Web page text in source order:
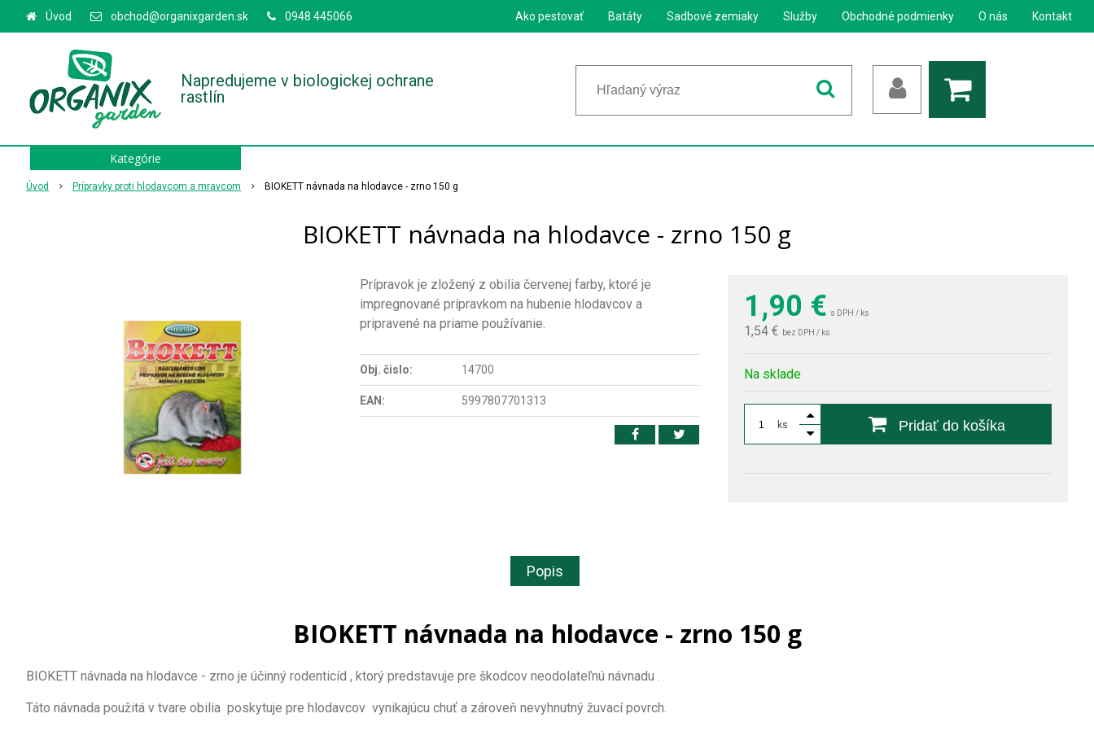
Napredujeme v biologickej ochrane
rastlín
Úvod obchod@organixgarden.sk 0948 445066 Ako pestovať Batáty Sadbové zemiaky Služby Obchodné podmienky O nás Kontakt
Úvod Prípravky proti hlodavcom a mravcom BIOKETT návnada na hlodavce - zrno 150 g
BIOKETT návnada na hlodavce - zrno 150 g
1,90 € s DPH / ks
1,54 € bez DPH / ks
Na sklade
ks Pridať do košíka
Prípravok je zložený z obilia červenej farby, ktoré je
impregnované prípravkom na hubenie hlodavcov a
pripravené na priame používanie.
Obj. čislo: 14700
EAN: 5997807701313
Popis
BIOKETT návnada na hlodavce - zrno 150 g
BIOKETT návnada na hlodavce - zrno je účinný rodenticíd , ktorý predstavuje pre škodcov neodolateľnú návnadu .
Táto návnada použitá v tvare obilia poskytuje pre hlodavcov vynikajúcu chuť a zároveň nevyhnutný žuvací povrch.
Kategórie